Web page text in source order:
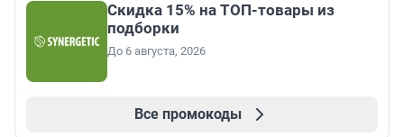
Скидка 15% на ТОП-товары из
подборки
До 6 августа, 2026
Все промокоды